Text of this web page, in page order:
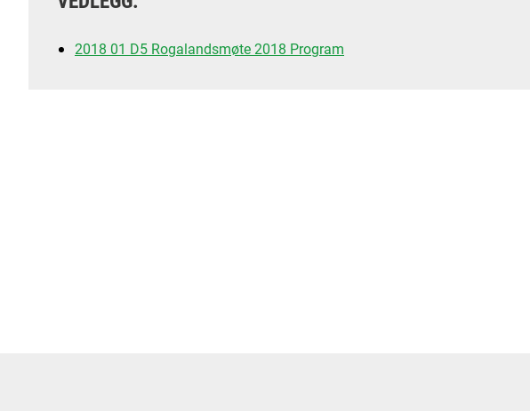
2018 01 D5 Rogalandsmøte 2018 Program